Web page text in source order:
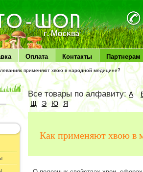
Оплата Контакты Партнерам
применяют хвою в народной медицине?
Все товары по алфавиту:А
Щ Э Ю Я
Как применяют хвою в